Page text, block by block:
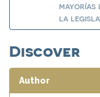
la
Discover
Author